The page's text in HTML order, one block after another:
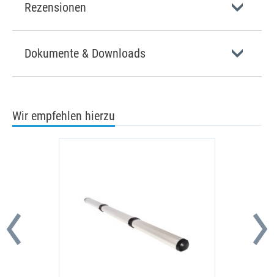
Rezensionen
Dokumente & Downloads
Wir empfehlen hierzu